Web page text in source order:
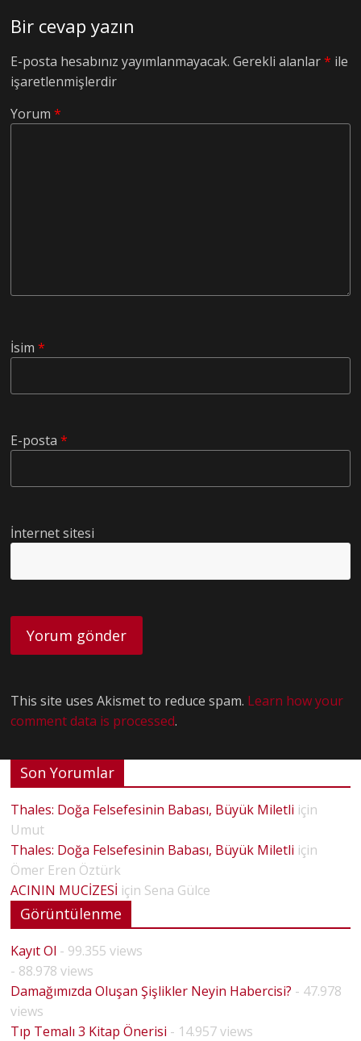
Bir cevap yazın
E-posta hesabınız yayımlanmayacak. Gerekli alanlar* ile
işaretlenmişlerdir
Yorum*
İsim*
E-posta*
İnternet sitesi
This site uses Akismet to reduce spam. Learn how your
comment data is processed.
Son Yorumlar
Thales: Doğa Felsefesinin Babası, Büyük Miletli için
Umut
Thales: Doğa Felsefesinin Babası, Büyük Miletli için
Ömer Eren Öztürk
ACININ MUCİZESİ için Sena Gülce
Görüntülenme
Kayıt Ol - 99.355 views
- 88.978 views
Damağımızda Oluşan Şişlikler Neyin Habercisi? - 47.978
views
Tıp Temalı 3 Kitap Önerisi - 14.957 views